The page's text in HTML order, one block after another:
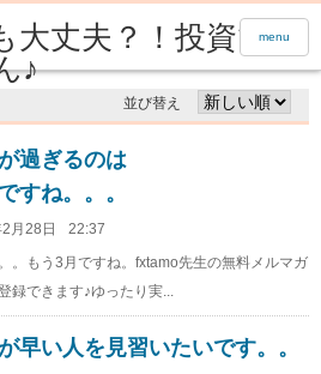
大丈夫？！投資で生
♪
menu
並び替え
過ぎるのは
すね。。。
月28日
22:37
。もう3月ですね。fxtamo先生の無料メルマガ
録できます♪ゆったり実...
早い人を見習いたいです。。